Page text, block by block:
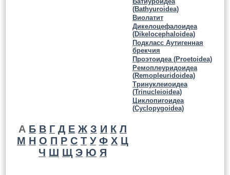
(Bathyuroidea)
Виолатит
Дикелоцефалоидеа
(Dikelocephaloidea)
Подкласс Аутигенная
брекчия
Проэтоидеа (Proetoidea)
Ремоплеуридоидеа
(Remopleuridoidea)
Тринуклеиоидеа
(Trinucleioidea)
Циклопигоидеа
(Cyclopygoidea)
А Б В Г Д Е Ж З И К Л
М Н О П Р С Т У Ф Х Ц
Ч Ш Щ Э Ю Я